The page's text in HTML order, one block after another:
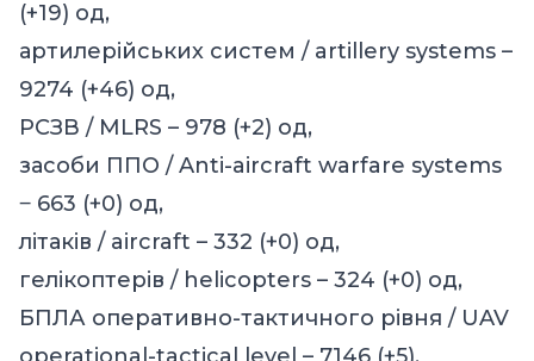
(+19) од,
артилерійських систем / artillery systems –
9274 (+46) од,
РСЗВ / MLRS – 978 (+2) од,
засоби ППО / Anti-aircraft warfare systems
‒ 663 (+0) од,
літаків / aircraft – 332 (+0) од,
гелікоптерів / helicopters – 324 (+0) од,
БПЛА оперативно-тактичного рівня / UAV